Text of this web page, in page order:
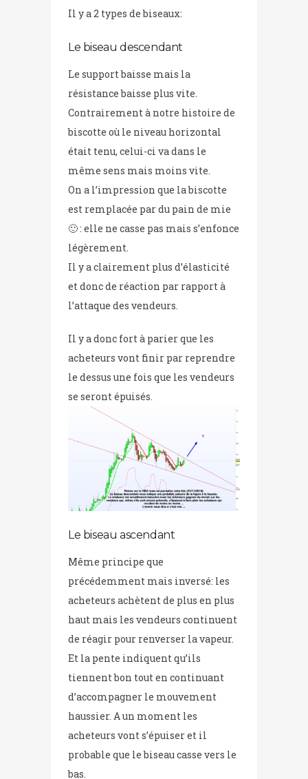
Il y a 2 types de biseaux:
Le biseau descendant
Le support baisse mais la
résistance baisse plus vite.
Contrairement à notre histoire de
biscotte où le niveau horizontal
était tenu, celui-ci va dans le
même sens mais moins vite.
On a l’impression que la biscotte
est remplacée par du pain de mie
🙂 : elle ne casse pas mais s’enfonce
légèrement.
Il y a clairement plus d’élasticité
et donc de réaction par rapport à
l’attaque des vendeurs.
Il y a donc fort à parier que les
acheteurs vont finir par reprendre
le dessus une fois que les vendeurs
se seront épuisés.
Le biseau ascendant
Même principe que
précédemment mais inversé: les
acheteurs achètent de plus en plus
haut mais les vendeurs continuent
de réagir pour renverser la vapeur.
Et la pente indiquent qu’ils
tiennent bon tout en continuant
d’accompagner le mouvement
haussier. A un moment les
acheteurs vont s’épuiser et il
probable que le biseau casse vers le
bas.